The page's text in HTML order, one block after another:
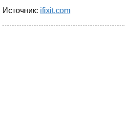
Источник: ifixit.com